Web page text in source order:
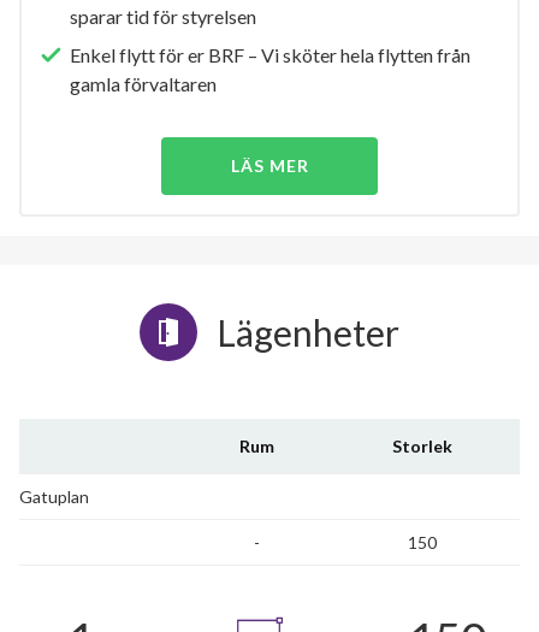
sparar tid för styrelsen
Enkel flytt för er BRF – Vi sköter hela flytten från
gamla förvaltaren
LÄS MER
Lägenheter
Rum Storlek
Gatuplan
- 150